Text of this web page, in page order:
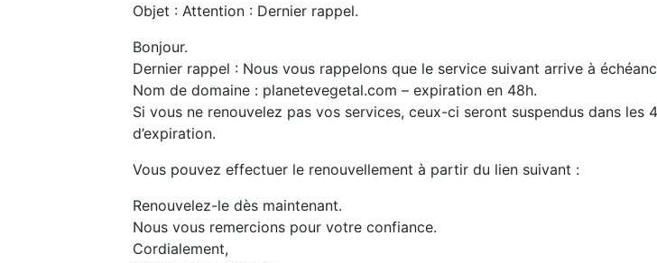
Objet : Attention : Dernier rappel.
Bonjour.
Dernier rappel : Nous vous rappelons que le service suivant arrive à
Nom de domaine : planetevegetal.com – expiration en 48h.
Si vous ne renouvelez pas vos services, ceux-ci seront suspendus dans les
d’expiration.
Vous pouvez effectuer le renouvellement à partir du lien suivant :
Renouvelez-le dès maintenant.
Nous vous remercions pour votre confiance.
Cordialement,